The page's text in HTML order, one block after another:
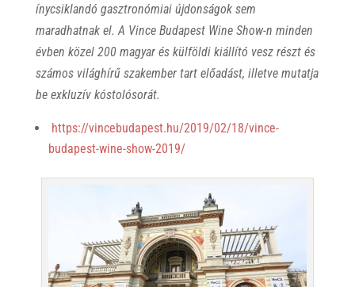
ínycsiklandó gasztronómiai újdonságok sem
maradhatnak el. A Vince Budapest Wine Show-n minden
évben közel 200 magyar és külföldi kiállító vesz részt és
számos világhírű szakember tart előadást, illetve mutatja
be exkluzív kóstolósorát.
https://vincebudapest.hu/2019/02/18/vince-
budapest-wine-show-2019/